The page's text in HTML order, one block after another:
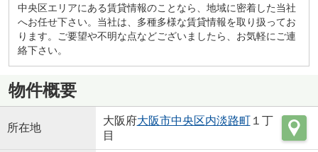
中央区エリアにある賃貸情報のことなら、地域に密着した当社
へお任せ下さい。当社は、多種多様な賃貸情報を取り扱ってお
ります。ご要望や不明な点などございましたら、お気軽にご連
絡下さい。
物件概要
所在地
大阪府大阪市中央区内淡路町１丁
目